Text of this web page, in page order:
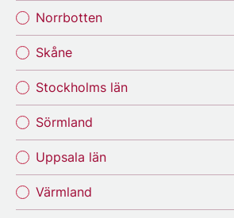
Norrbotten
Skåne
Stockholms län
Sörmland
Uppsala län
Värmland